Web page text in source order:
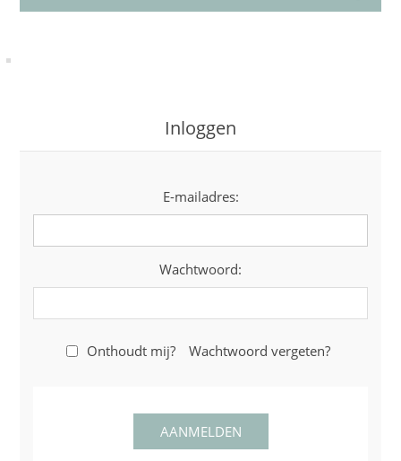
Inloggen
E-mailadres:
Wachtwoord:
Onthoudt mij? Wachtwoord vergeten?